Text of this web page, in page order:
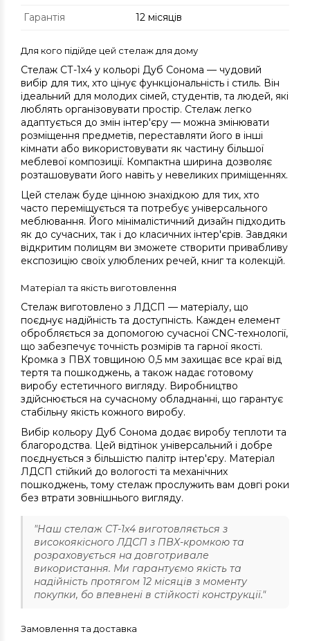
Гарантія
12 місяців
Для кого підійде цей стелаж для дому
Стелаж СТ-1х4 у кольорі Дуб Сонома — чудовий
вибір для тих, хто цінує функціональність і стиль. Він
ідеальний для молодих сімей, студентів, та людей, які
люблять організовувати простір. Стелаж легко
адаптується до змін інтер'єру — можна змінювати
розміщення предметів, переставляти його в інші
кімнати або використовувати як частину більшої
меблевої композиції. Компактна ширина дозволяє
розташовувати його навіть у невеликих приміщеннях.
Цей стелаж буде цінною знахідкою для тих, хто
часто переміщується та потребує універсального
меблювання. Його мінімалістичний дизайн підходить
як до сучасних, так і до класичних інтер'єрів. Завдяки
відкритим полицям ви зможете створити привабливу
експозицію своїх улюблених речей, книг та колекцій.
Матеріал та якість виготовлення
Стелаж виготовлено з ЛДСП — матеріалу, що
поєднує надійність та доступність. Кажден елемент
обробляється за допомогою сучасної CNC-технології,
що забезпечує точність розмірів та гарної якості.
Кромка з ПВХ товщиною 0,5 мм захищає все краї від
тертя та пошкоджень, а також надає готовому
виробу естетичного вигляду. Виробництво
здійснюється на сучасному обладнанні, що гарантує
стабільну якість кожного виробу.
Вибір кольору Дуб Сонома додає виробу теплоти та
благородства. Цей відтінок універсальний і добре
поєднується з більшістю палітр інтер'єру. Матеріал
ЛДСП стійкий до вологості та механічних
пошкоджень, тому стелаж прослужить вам довгі роки
без втрати зовнішнього вигляду.
"Наш стелаж СТ-1х4 виготовляється з
високоякісного ЛДСП з ПВХ-кромкою та
розраховується на довготривале
використання. Ми гарантуємо якість та
надійність протягом 12 місяців з моменту
покупки, бо впевнені в стійкості конструкції."
Замовлення та доставка